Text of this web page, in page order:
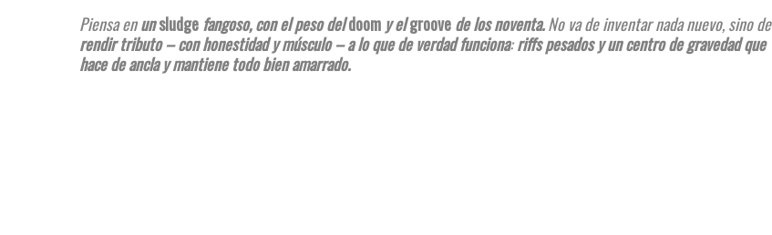
Piensa enunsludge fangoso, con el peso deldoom y elgroovede los noventa.No va de inventar nada nuevo, sino de
rendir tributo – con honestidad y músculo – a lo que de verdad funciona:riffs pesados y un centro de gravedad que
hace de ancla y mantiene todo bien amarrado.